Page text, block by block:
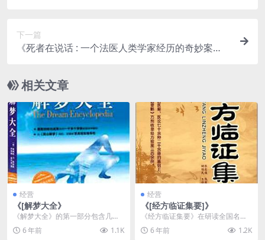
下一篇
《死者在说话 : 一个法医人类学家经历的奇妙案
相关文章
经营
《[解梦大全》
《解梦大全》的第一部分包含几百
个与梦有关的主题的理论知识，比
如探讨了诸如睡眠科学...
6 年前 1.1K
经营
《[经方临证集要]》
《经方临证集要》在研读全国名老
中医医案、医论70余种2000余册的
基础上收录经方...
6 年前 1.2K